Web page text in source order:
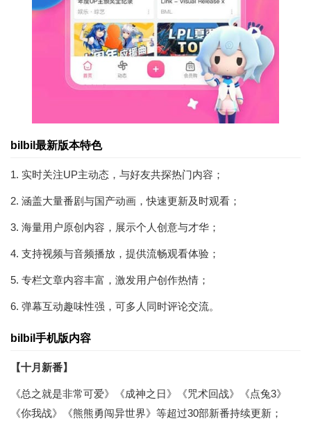
bilbil最新版本特色
1. 实时关注UP主动态，与好友共探热门内容；
2. 涵盖大量番剧与国产动画，快速更新及时观看；
3. 海量用户原创内容，展示个人创意与才华；
4. 支持视频与音频播放，提供流畅观看体验；
5. 专栏文章内容丰富，激发用户创作热情；
6. 弹幕互动趣味性强，可多人同时评论交流。
bilbil手机版内容
【十月新番】
《总之就是非常可爱》《成神之日》《咒术回战》《点兔3》
《你我战》《熊熊勇闯异世界》等超过30部新番持续更新；